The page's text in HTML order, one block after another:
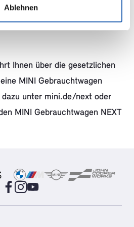
Ablehnen
Ihnen über die gesetzlichen
MINI Gebrauchtwagen
dazu unter mini.de/next oder
MINI Gebrauchtwagen NEXT